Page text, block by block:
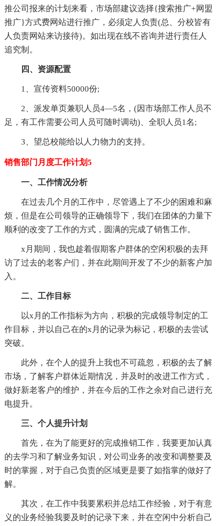
推公司报来的计划来看，市场部建议选择{搜索推广+网盟
推广}方式费网站进行推广，必须定人负责(总、分校皆有
人负责网站来访接待)。如出现在线不咨询并进行责任人
追究制。
四、资源配置
1、宣传资料50000份;
2、派发单页兼职人员4—5名，(因市场部工作人员不
足，有工作需要公司人员可随时调动)、全职人员1名;
3、望总校能给以人力物力的支持。
销售部门月度工作计划5
一、工作情况分析
在过去几个月的工作中，尽管遇上了不少的困难和麻
烦，但是在公司领导的正确领导下，我们在团体的力量下
顺利的改变了工作的方式，圆满的完成了销售工作。
x月期间，我也趁着假期客户群体的空闲积极的去拜
访了过去的老客户们，并在此期间开发了不少的新客户加
入。
二、工作目标
以x月的工作指标为方向，积极的完成领导制定的工
作目标，并以自己在的x月的记录为标记，积极的去尝试
突破。
此外，在个人的提升上我也不可疏忽，积极的去了解
市场，了解客户群体近期情况，并及时的改进工作方式，
做好新老客户的维护，并在今后的工作之余对自己进行充
电提升。
三、个人提升计划
首先，在为了能更好的完成推销工作，我要更加认真
的去学习和了解业务知识，对公司业务的改变和调整要及
时的掌握，对于自己负责的区域更是要了如指掌的做好了
解。
其次，在工作中我要累积并总结工作经验，对于有意
义的业务经验我要及时的记录下来，并在空闲中分析自己